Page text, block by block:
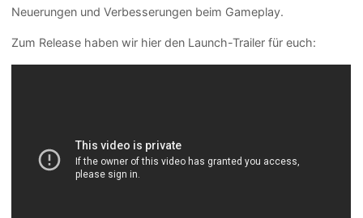
Neuerungen und Verbesserungen beim Gameplay.
Zum Release haben wir hier den Launch-Trailer für euch: